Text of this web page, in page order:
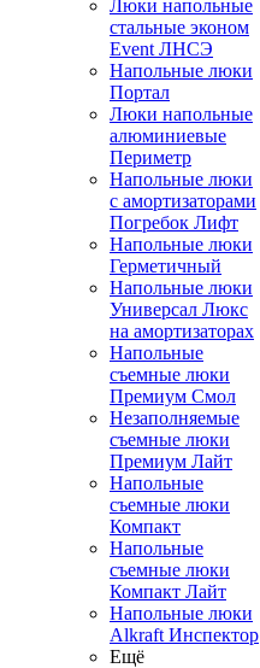
Люки напольные
стальные эконом
Event ЛНСЭ
Напольные люки
Портал
Люки напольные
алюминиевые
Периметр
Напольные люки
с амортизаторами
Погребок Лифт
Напольные люки
Герметичный
Напольные люки
Универсал Люкс
на амортизаторах
Напольные
съемные люки
Премиум Смол
Незаполняемые
съемные люки
Премиум Лайт
Напольные
съемные люки
Компакт
Напольные
съемные люки
Компакт Лайт
Напольные люки
Alkraft Инспектор
Ещё